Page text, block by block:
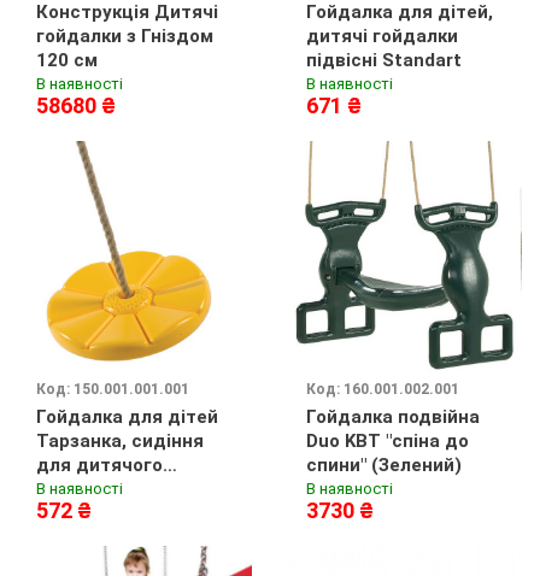
Конструкція Дитячі
гойдалки з Гніздом
120 см
В наявності
58680 ₴
Гойдалка для дітей,
дитячі гойдалки
підвісні Standart
В наявності
671 ₴
Код: 150.001.001.001
Гойдалка для дітей
Тарзанка, сидіння
для дитячого
майданчика з
канатом
В наявності
572 ₴
Код: 160.001.002.001
Гойдалка подвійна
Duo KBT "спіна до
спини" (Зелений)
В наявності
3730 ₴